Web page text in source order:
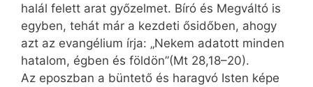
halál felett arat győzelmet. Bíró és Megváltó is
egyben, tehát már a kezdeti ősidőben, ahogy
azt az evangélium írja: „Nekem adatott minden
hatalom, égben és földön”(Mt 28,18–20).
Az eposzban a büntető és haragvó Isten képe